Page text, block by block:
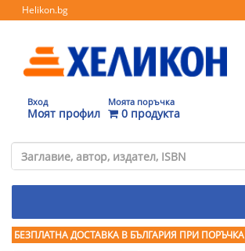
Helikon.bg
Вход
Моят профил
Моята поръчка
0 продукта
БЕЗПЛАТНА ДОСТАВКА В БЪЛГАРИЯ ПРИ ПОРЪЧКА